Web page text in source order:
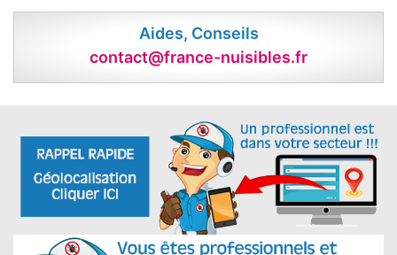
Aides, Conseils
contact@france-nuisibles.fr